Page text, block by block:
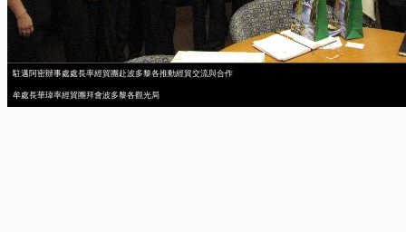
駐邁阿密辦事處處長率經貿團赴波多黎各推動經貿交流與合作
牟處長華瑋率經貿團拜會波多黎各觀光局